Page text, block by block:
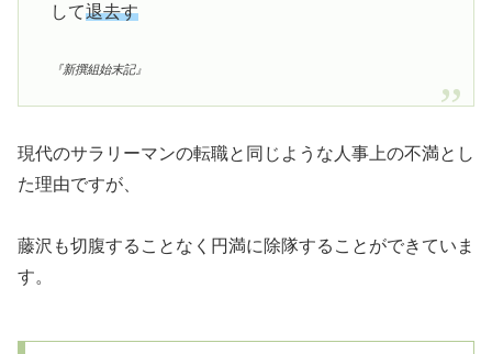
して退去す
『新撰組始末記』
現代のサラリーマンの転職と同じような人事上の不満とし
た理由ですが、
藤沢も切腹することなく円満に除隊することができていま
す。